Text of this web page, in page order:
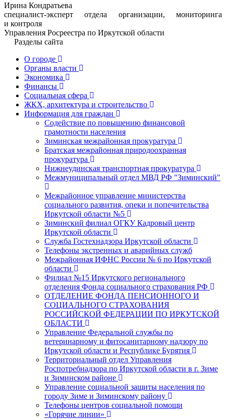
Ирина Кондратьева
специалист-эксперт отдела организации, мониторинга
и контроля
Управления Росреестра по Иркутской области
Разделы сайта
О городе
Органы власти
Экономика
Финансы
Социальная сфера
ЖКХ, архитектура и строительство
Информация для граждан
Содействие по повышению финансовой
грамотности населения
Зиминская межрайонная прокуратура
Братская межрайонная природоохранная
прокуратура
Нижнеудинская транспортная прокуратура
Межмуниципальный отдел МВД РФ "Зиминский"
Межрайонное управление министерства
социального развития, опеки и попечительства
Иркутской области №5
Зиминский филиал ОГКУ Кадровый центр
Иркутской области
Служба Гостехнадзора Иркутской области
Телефоны экстренных и аварийных служб
Межрайонная ИФНС России № 6 по Иркутской
области
Филиал №15 Иркутского регионального
отделения Фонда социального страхования РФ
ОТДЕЛЕНИЕ ФОНДА ПЕНСИОННОГО И
СОЦИАЛЬНОГО СТРАХОВАНИЯ
РОССИЙСКОЙ ФЕДЕРАЦИИ ПО ИРКУТСКОЙ
ОБЛАСТИ
Управление Федеральной службы по
ветеринарному и фитосанитарному надзору по
Иркутской области и Республике Бурятия
Территориальный отдел Управления
Роспотребнадзора по Иркутской области в г. Зиме
и Зиминском районе
Управление социальной защиты населения по
городу Зиме и Зиминскому району
Телефоны центров социальной помощи
«Горячие линии»